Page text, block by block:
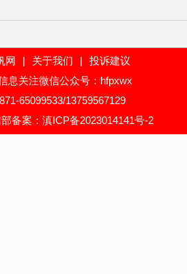
网 | 关于我们 |
投诉建议
息关注微信公众号：hfpxwx
65099533/13759567129
备案：滇ICP备2023014141号-2